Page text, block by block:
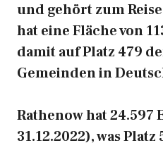
und gehört zum
hat eine Fläche von
damit auf Platz 479
Gemeinden in
Rathenow hat 24.597
31.12.2022), was